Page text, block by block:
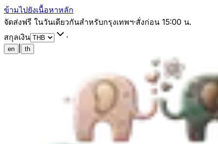
ข้ามไปยังเนื้อหาหลัก
จัดส่งฟรี ในวันเดียวกันสำหรับกรุงเทพฯ·สั่งก่อน 15:00 น.
สกุลเงิน
·
en th